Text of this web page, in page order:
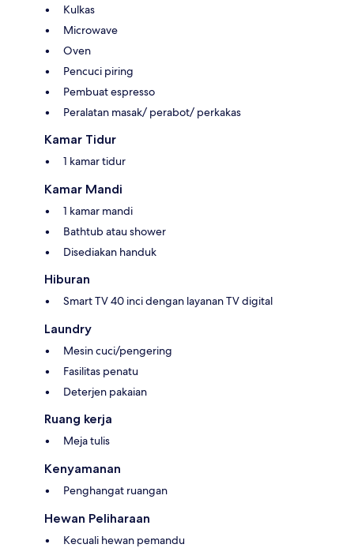
Kulkas
Microwave
Oven
Pencuci piring
Pembuat espresso
Peralatan masak/ perabot/ perkakas
Kamar Tidur
1 kamar tidur
Kamar Mandi
1 kamar mandi
Bathtub atau shower
Disediakan handuk
Hiburan
Smart TV 40 inci dengan layanan TV digital
Laundry
Mesin cuci/pengering
Fasilitas penatu
Deterjen pakaian
Ruang kerja
Meja tulis
Kenyamanan
Penghangat ruangan
Hewan Peliharaan
Kecuali hewan pemandu